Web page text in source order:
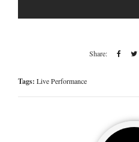
Tags: Live Performance